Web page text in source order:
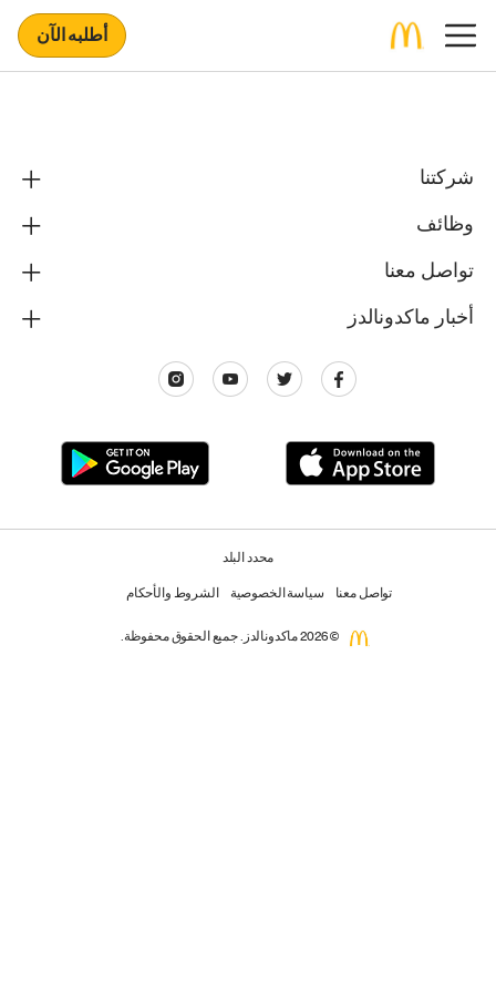
أطلبه الآن
شركتنا
وظائف
تواصل معنا
أخبار ماكدونالدز
محدد البلد
تواصل معنا سياسة الخصوصية الشروط والأحكام
© 2026 ماكدونالدز. جميع الحقوق محفوظة.